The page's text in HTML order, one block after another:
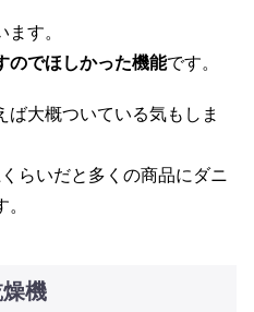
す。
のでほしかった機能です。
ば大概ついている気もしま
らいだと多くの商品にダニ
機